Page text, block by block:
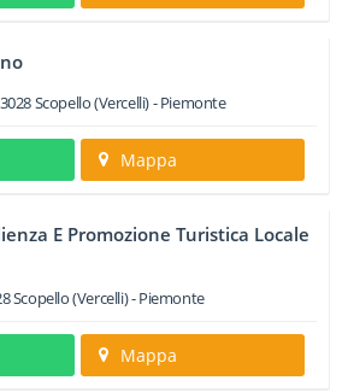
Scopello(Vercelli) -Piemonte
Mappa
E Promozione Turistica Locale
Scopello(Vercelli) -Piemonte
Mappa